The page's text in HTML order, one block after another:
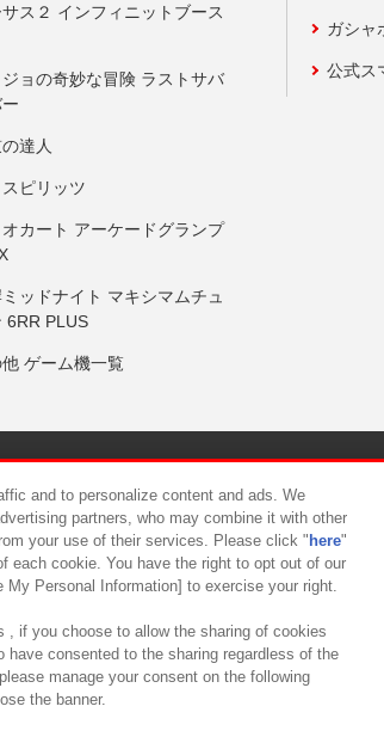
ス２ インフィニットブース
ョの奇妙な冒険 ラストサバ
達人
ピリッツ
カート アーケードグランプ
ッドナイト マキシマムチュ
6RR PLUS
ゲーム機一覧
ガシャ
公式ス
について カスタマーハラスメント対応方針
and to personalize content and ads. We
partners, who may combine it with other
your use of their services. Please click " here"
each cookie. You have the right to opt out of our
Personal Information] to exercise your right.
, if you choose to allow the sharing of cookies
have consented to the sharing regardless of the
manage your consent on the following
the banner.